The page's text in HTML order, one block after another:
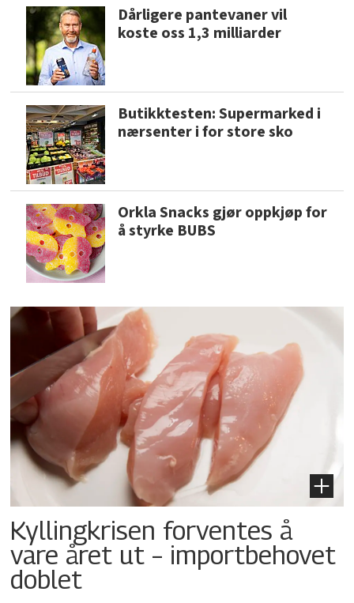
Dårligere pantevaner vil
koste oss 1,3 milliarder
Butikktesten: Supermarked i
nærsenter i for store sko
Orkla Snacks gjør oppkjøp for
å styrke BUBS
Kyllingkrisen forventes å
vare året ut – importbehovet
doblet